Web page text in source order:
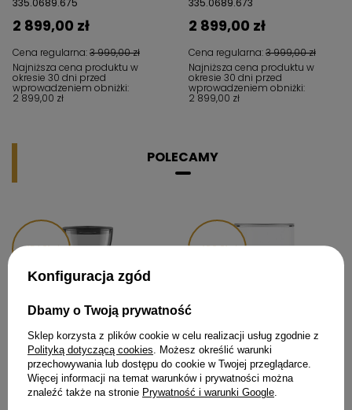
Cena regularna:3 999,00 zł
2 899,00 zł
Najniższa cena produktu w
okresie 30 dni przed
wprowadzeniem obniżki:
2 899,00 zł
Cena regularna:3 999,00 zł
2 899,00 zł
Najniższa cena produktu w
okresie 30 dni przed
wprowadzeniem obniżki:
2 899,00 zł
POLECAMY
154,01 zł
Młynki do kawy CGF03PBEU -
100,01 zł
Spieniacze do mleka
MFF02WHMEU - SMEG
Konfiguracja zgód
Dbamy o Twoją prywatność
Sklep korzysta z plików cookie w celu realizacji usług zgodnie z
Polityką dotyczącą cookies . Możesz określić warunki
przechowywania lub dostępu do cookie w Twojej przeglądarce.
Więcej informacji na temat warunków i prywatności można
znaleźć także na stronie Prywatność i warunki Google